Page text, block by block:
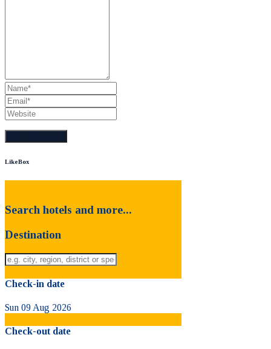
LikeBox
Search hotels and more...
Destination
Check-in date
Sun 09 Aug 2026
Check-out date